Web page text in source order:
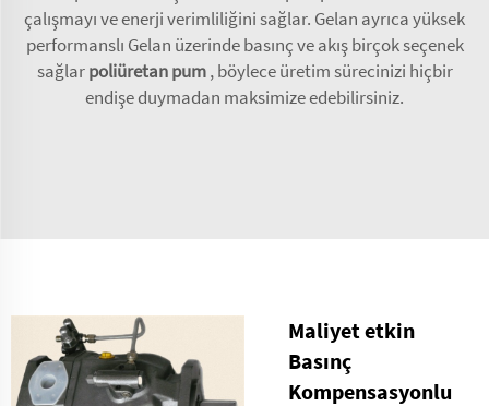
çalışmayı ve enerji verimliliğini sağlar. Gelan ayrıca yüksek
performanslı Gelan üzerinde basınç ve akış birçok seçenek
sağlarpoliüretan pum, böylece üretim sürecinizi hiçbir
endişe duymadan maksimize edebilirsiniz.
Maliyet etkin
Basınç
Kompensasyonlu